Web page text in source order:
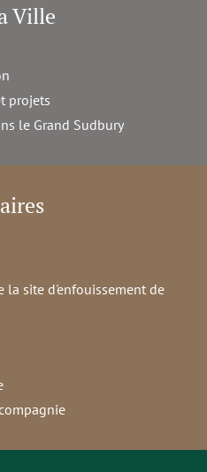
Ville
projets
le Grand Sudbury
la site d'enfouissement de